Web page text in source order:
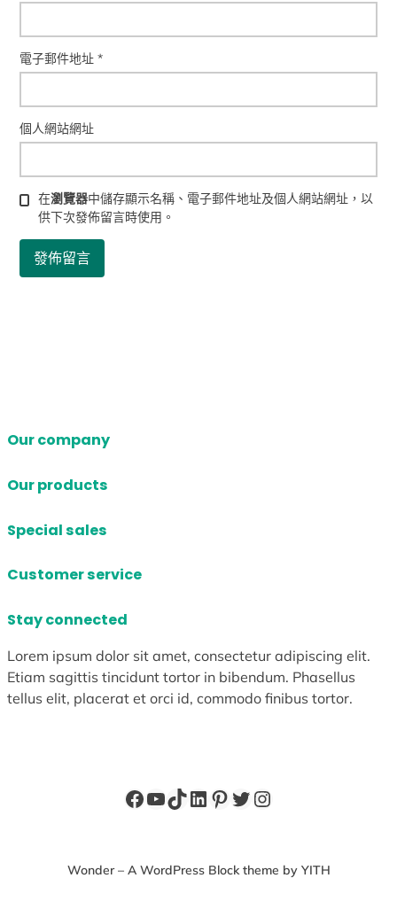
電子郵件地址*
個人網站網址
在瀏覽器中儲存顯示名稱、電子郵件地址及個人網站網址，以
供下次發佈留言時使用。
Our company
Our products
Special sales
Customer service
Stay connected
Lorem ipsum dolor sit amet, consectetur adipiscing elit.
Etiam sagittis tincidunt tortor in bibendum. Phasellus
tellus elit, placerat et orci id, commodo finibus tortor.
Facebook
YouTube
TikTok
LinkedIn
Pinterest
X Instagram
Wonder – A WordPress Block theme by YITH